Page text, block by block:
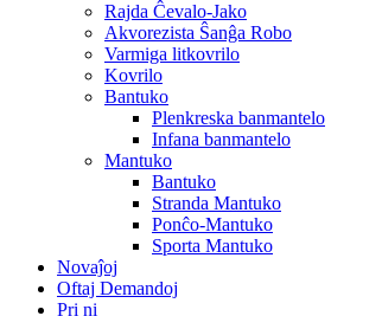
Rajda Ĉevalo-Jako
Akvorezista Ŝanĝa Robo
Varmiga litkovrilo
Kovrilo
Bantuko
Plenkreska banmantelo
Infana banmantelo
Mantuko
Bantuko
Stranda Mantuko
Ponĉo-Mantuko
Sporta Mantuko
Novaĵoj
Oftaj Demandoj
Pri ni